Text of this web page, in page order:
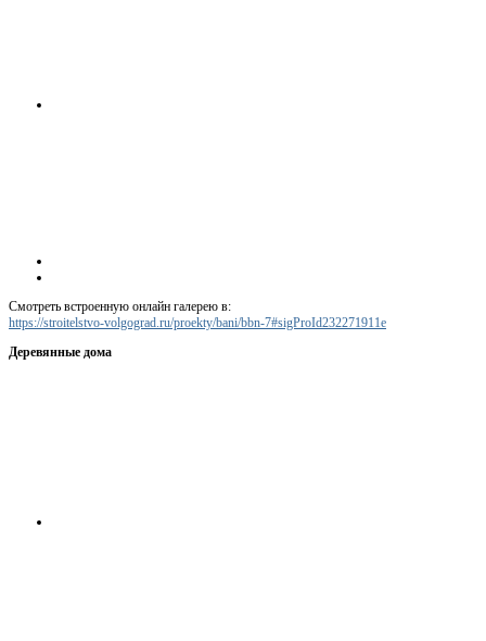
Смотреть встроенную онлайн галерею в:
https://stroitelstvo-volgograd.ru/proekty/bani/bbn-7#sigProId232271911e
Деревянные дома